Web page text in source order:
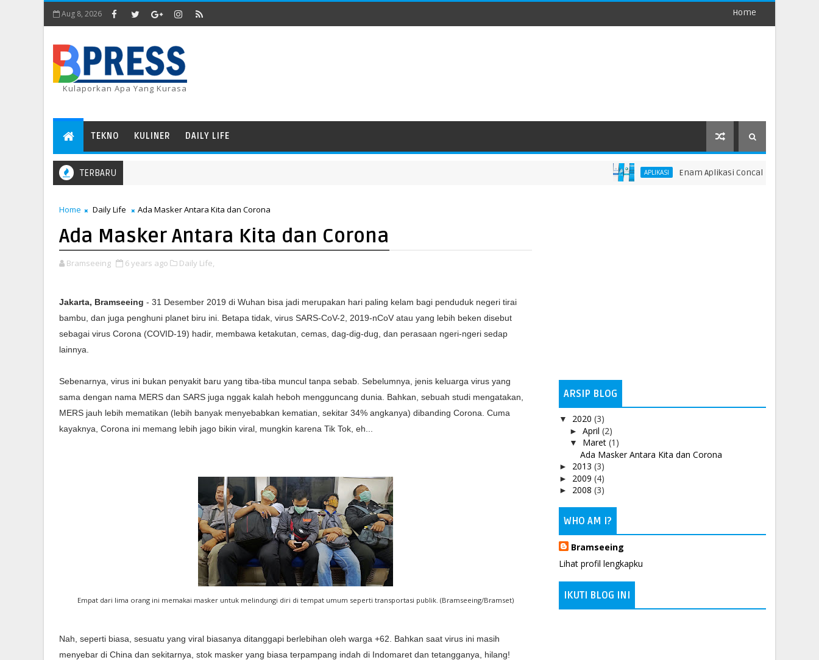
Aug 8, 2026 Home
Kulaporkan Apa Yang Kurasa
TEKNO KULINER DAILY LIFE
TERBARU APLIKASI Enam Aplikasi Concall Gratisan buat Work
Home Daily Life Ada Masker Antara Kita dan Corona
Ada Masker Antara Kita dan Corona
Bramseeing 6 years ago Daily Life,
Jakarta, Bramseeing - 31 Desember 2019 di Wuhan bisa jadi merupakan hari paling kelam bagi penduduk negeri tirai
bambu, dan juga penghuni planet biru ini. Betapa tidak, virus SARS-CoV-2, 2019-nCoV atau yang lebih beken disebut
sebagai virus Corona (COVID-19) hadir, membawa ketakutan, cemas, dag-dig-dug, dan perasaan ngeri-ngeri sedap
lainnya.
Sebenarnya, virus ini bukan penyakit baru yang tiba-tiba muncul tanpa sebab. Sebelumnya, jenis keluarga virus yang
sama dengan nama MERS dan SARS juga nggak kalah heboh mengguncang dunia. Bahkan, sebuah studi mengatakan,
MERS jauh lebih mematikan (lebih banyak menyebabkan kematian, sekitar 34% angkanya) dibanding Corona. Cuma
kayaknya, Corona ini memang lebih jago bikin viral, mungkin karena Tik Tok, eh...
Empat dari lima orang ini memakai masker untuk melindungi diri di tempat umum seperti transportasi publik. (Bramseeing/Bramset)
Nah, seperti biasa, sesuatu yang viral biasanya ditanggapi berlebihan oleh warga +62. Bahkan saat virus ini masih
menyebar di China dan sekitarnya, stok masker yang biasa terpampang indah di Indomaret dan tetangganya, hilang!
ARSIP BLOG
▼ 2020 (3)
► April (2)
▼ Maret (1)
Ada Masker Antara Kita dan Corona
► 2013 (3)
► 2009 (4)
► 2008 (3)
WHO AM I?
Bramseeing
Lihat profil lengkapku
IKUTI BLOG INI